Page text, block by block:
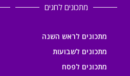
מתכונים לחגים
מתכונים לראש השנה
מתכונים לשבועות
מתכונים לפסח